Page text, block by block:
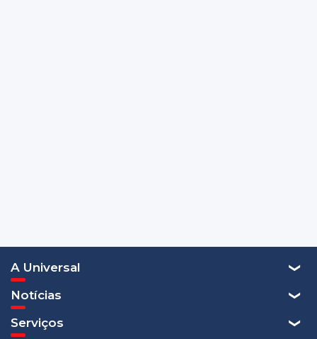
A Universal
Notícias
Serviços